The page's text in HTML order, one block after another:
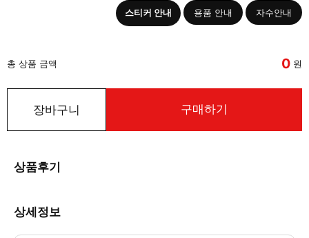
스티커 안내 용품 안내 자수안내
총 상품 금액 0 원
장바구니 구매하기
상품후기
상세정보